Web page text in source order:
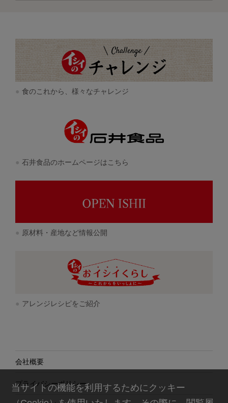
食のこれから、様々なチャレンジ
石井食品のホームページはこちら
原材料・産地など情報公開
アレンジレシピをご紹介
会社概要
プライバシーポリシー
当サイトの機能を利用するためにクッキー